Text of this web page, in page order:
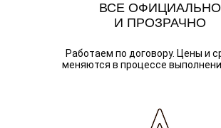
ВСЕ ОФИЦИАЛЬНО
И ПРОЗРАЧНО
Работаем по договору. Цены и
меняются в процессе